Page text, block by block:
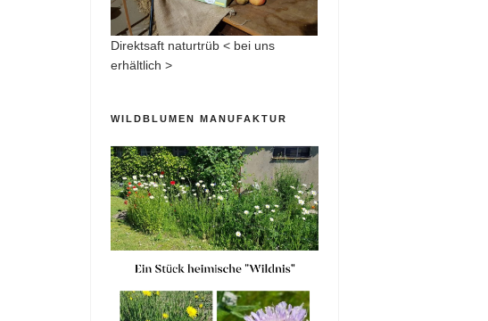
Direktsaft naturtrüb < bei uns
erhältlich >
WILDBLUMEN MANUFAKTUR